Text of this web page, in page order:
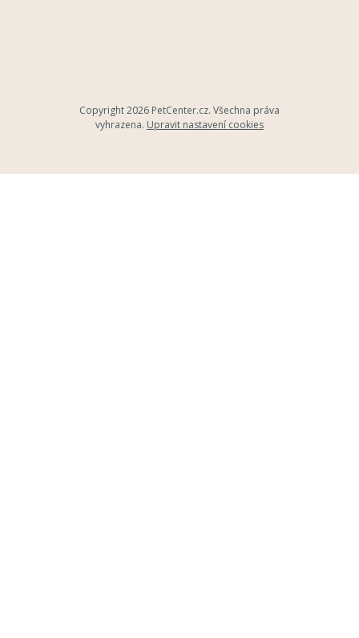
Copyright 2026 PetCenter.cz. Všechna práva
vyhrazena. Upravit nastavení cookies